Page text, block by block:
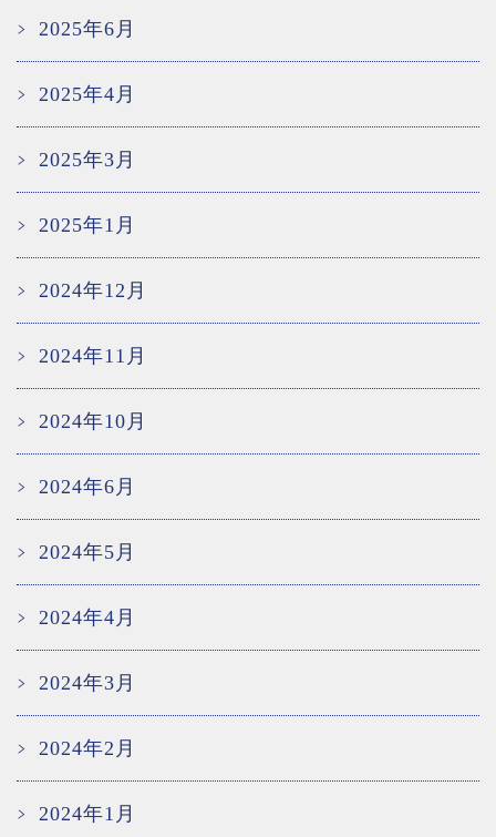
2025年6月
2025年4月
2025年3月
2025年1月
2024年12月
2024年11月
2024年10月
2024年6月
2024年5月
2024年4月
2024年3月
2024年2月
2024年1月